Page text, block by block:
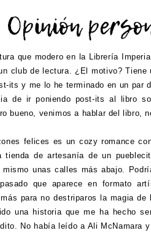
que modero en la Librería
club de lectura. ¿El motivo?
its y me lo he terminado en un par
de ir poniendo post-its al libro
bueno, venimos a hablar del libro,
felices es un cozy romance
tienda de artesanía de un
unas calles más abajo.
que aparece en formato
para no destriparos la magia
una historia que me ha hecho
No había leído a Ali McNamara